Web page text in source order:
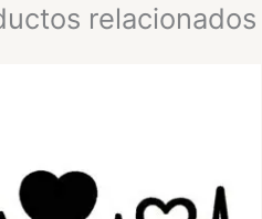
relacionados